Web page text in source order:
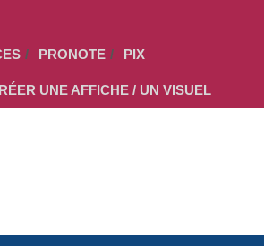
PRONOTE PIX
UNE AFFICHE / UN VISUEL